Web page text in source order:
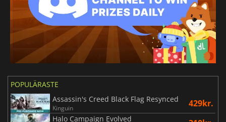
POPULÄRASTE
Assassin's Creed Black Flag Resynced
Kinguin 429kr.
Halo Campaign Evolved